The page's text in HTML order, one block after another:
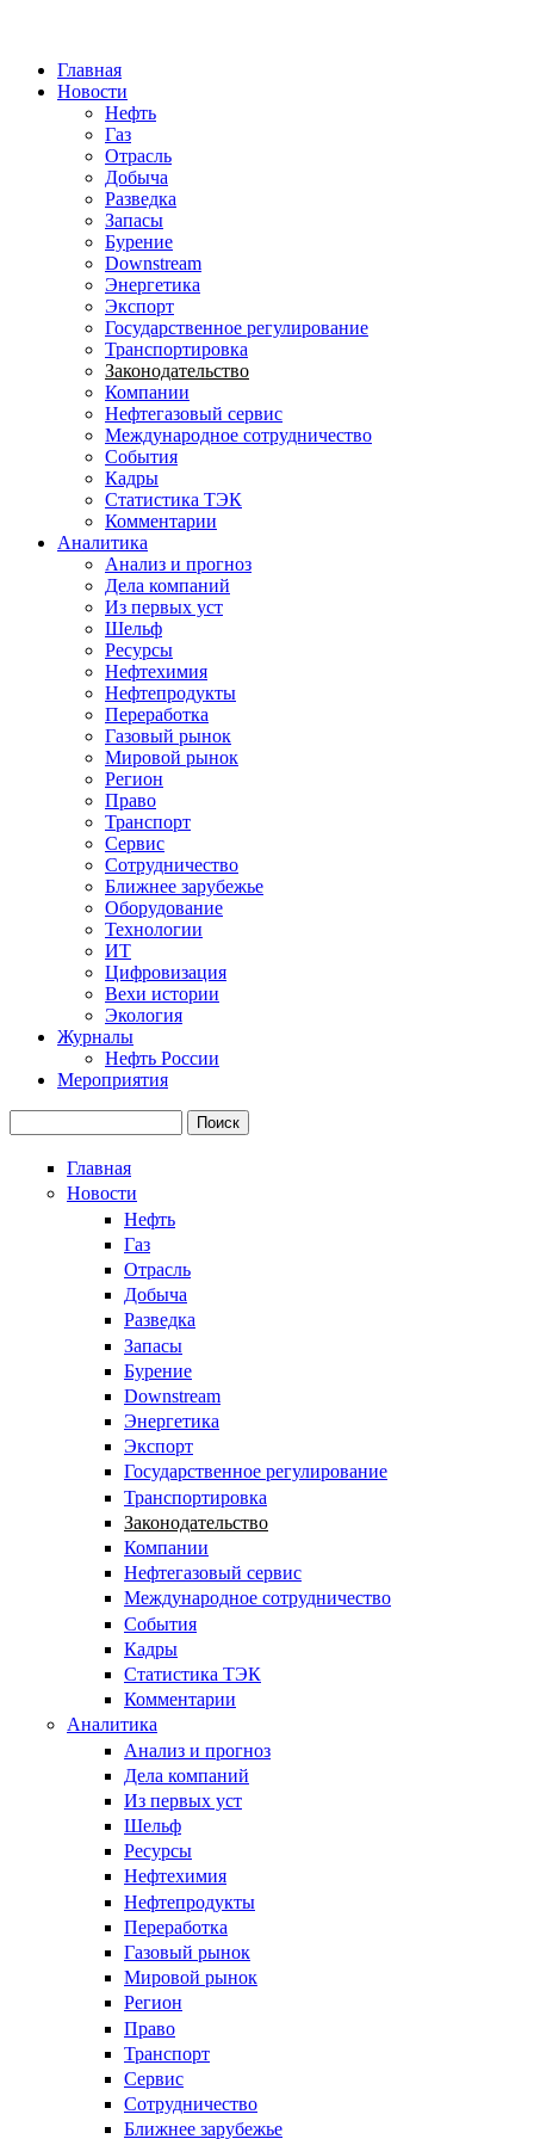
Главная
Новости
Нефть
Газ
Отрасль
Добыча
Разведка
Запасы
Бурение
Downstream
Энергетика
Экспорт
Государственное регулирование
Транспортировка
Законодательство
Компании
Нефтегазовый сервис
Международное сотрудничество
События
Кадры
Статистика ТЭК
Комментарии
Аналитика
Анализ и прогноз
Дела компаний
Из первых уст
Шельф
Ресурсы
Нефтехимия
Нефтепродукты
Переработка
Газовый рынок
Мировой рынок
Регион
Право
Транспорт
Сервис
Сотрудничество
Ближнее зарубежье
Оборудование
Технологии
ИТ
Цифровизация
Вехи истории
Экология
Журналы
Нефть России
Мероприятия
Главная
Новости
Нефть
Газ
Отрасль
Добыча
Разведка
Запасы
Бурение
Downstream
Энергетика
Экспорт
Государственное регулирование
Транспортировка
Законодательство
Компании
Нефтегазовый сервис
Международное сотрудничество
События
Кадры
Статистика ТЭК
Комментарии
Аналитика
Анализ и прогноз
Дела компаний
Из первых уст
Шельф
Ресурсы
Нефтехимия
Нефтепродукты
Переработка
Газовый рынок
Мировой рынок
Регион
Право
Транспорт
Сервис
Сотрудничество
Ближнее зарубежье